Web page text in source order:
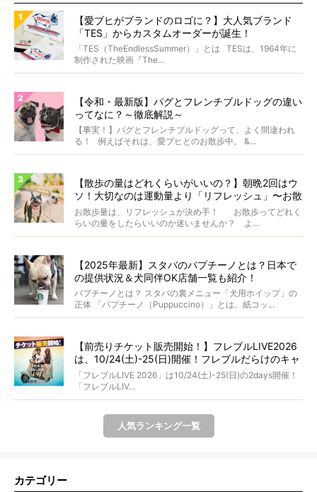
【愛ブヒがブランドのロゴに？】大人気ブランド
「TES」からカスタムオーダーが誕生！
「TES（TheEndlessSummer）」とは TESは、1964年に
制作された映画『The...
【令和・最新版】パグとフレンチブルドッグの違い
ってなに？～徹底解説～
【事実！】パグとフレンチブルドッグって、よく間違われ
る！ 例えばそれは、愛ブヒとのお散歩中。 &...
【散歩の量はどれくらいがいいの？】朝晩2回はウ
ソ！大切なのは運動量より「リフレッシュ」〜お散
歩にまつわる疑問FAQつき〜
お散歩量は、リフレッシュが決め手！ お散歩ってどれく
らいの量をしたらいいのか迷いませんか？ よ...
【2025年最新】スタバのパプチーノとは？日本で
の提供状況＆犬同伴OK店舗一覧も紹介！
パプチーノとは？ スタバの裏メニュー「犬用ホイップ」の
正体 「パプチーノ（Puppuccino）」とは、紙コッ...
【前売りチケット販売開始！】フレブルLIVE2026
は、10/24(土)-25(日)開催！フレブルだらけのキャ
ンプ・前夜祭・バスプランも新登場!?
「フレブルLIVE 2026」は10/24(土)-25(日)の2days開催！
「フレブルLIV...
人気ランキング一覧
カテゴリー